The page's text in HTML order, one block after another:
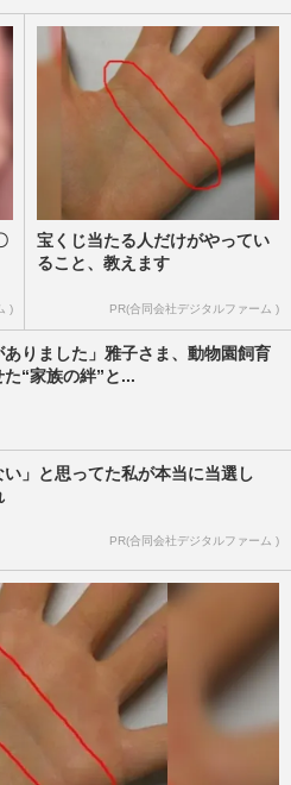
)
宝くじ当たる人だけがやってい
ること、教えます
PR(合同会社デジタルファーム )
ありました」雅子さま、動物園飼育
“家族の絆”と...
い」と思ってた私が本当に当選し
PR(合同会社デジタルファーム )